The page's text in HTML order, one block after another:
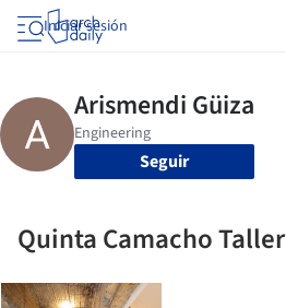
Iniciar sesión
Seguir
Quinta Camacho Taller